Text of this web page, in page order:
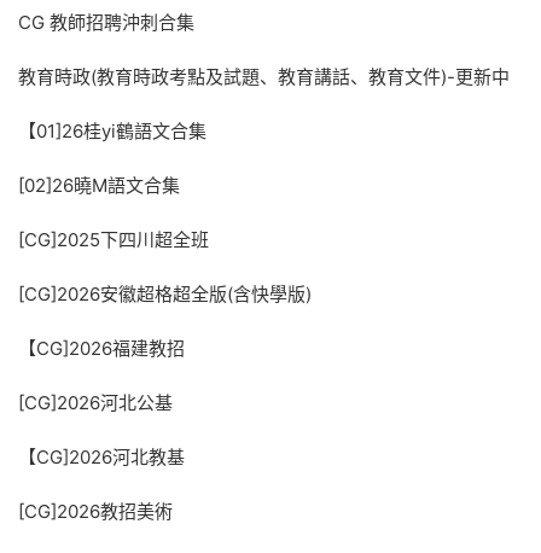
CG 教師招聘沖刺合集
教育時政(教育時政考點及試題、教育講話、教育文件)-更新中
【01]26桂yi鶴語文合集
[02]26曉M語文合集
[CG]2025下四川超全班
[CG]2026安徽超格超全版(含快學版)
【CG]2026福建教招
[CG]2026河北公基
【CG]2026河北教基
[CG]2026教招美術